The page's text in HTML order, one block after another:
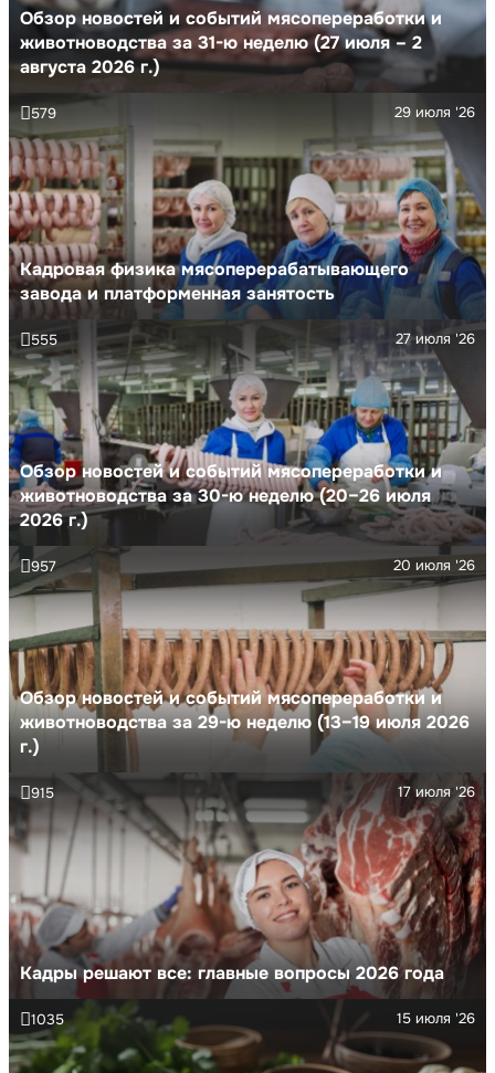
Обзор новостей и событий мясопереработки и
животноводства за 31-ю неделю (27 июля – 2
августа 2026 г.)
Кадровая физика мясоперерабатывающего
завода и платформенная занятость
29 июля '26
579
Обзор новостей и событий мясопереработки и
животноводства за 30-ю неделю (20–26 июля
2026 г.)
27 июля '26
555
Обзор новостей и событий мясопереработки и
животноводства за 29-ю неделю (13–19 июля 2026
г.)
20 июля '26
957
Кадры решают все: главные вопросы 2026 года
17 июля '26
915
15 июля '26
1035